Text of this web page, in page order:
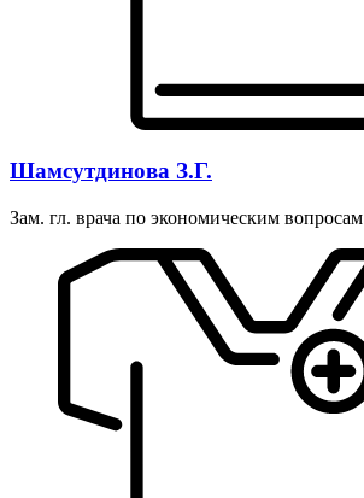
Шамсутдинова З.Г.
Зам. гл. врача по экономическим вопросам